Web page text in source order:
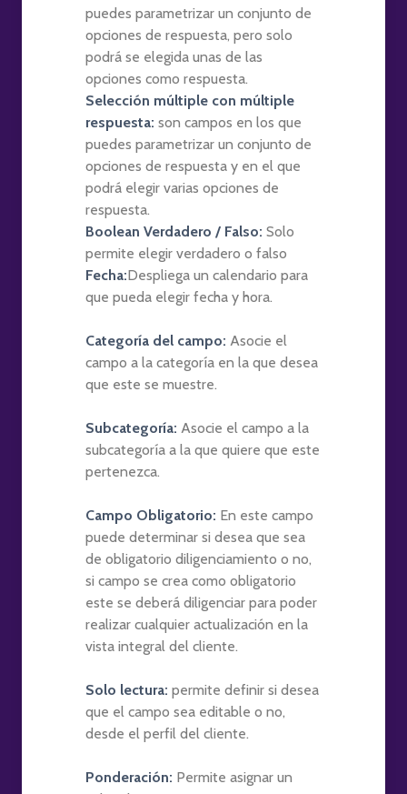
puedes parametrizar un conjunto de
opciones de respuesta, pero solo
podrá se elegida unas de las
opciones como respuesta.
Selección múltiple con múltiple
respuesta: son campos en los que
puedes parametrizar un conjunto de
opciones de respuesta y en el que
podrá elegir varias opciones de
respuesta.
Boolean Verdadero / Falso: Solo
permite elegir verdadero o falso
Fecha:Despliega un calendario para
que pueda elegir fecha y hora.
Categoría del campo: Asocie el
campo a la categoría en la que desea
que este se muestre.
Subcategoría: Asocie el campo a la
subcategoría a la que quiere que este
pertenezca.
Campo Obligatorio: En este campo
puede determinar si desea que sea
de obligatorio diligenciamiento o no,
si campo se crea como obligatorio
este se deberá diligenciar para poder
realizar cualquier actualización en la
vista integral del cliente.
Solo lectura: permite definir si desea
que el campo sea editable o no,
desde el perfil del cliente.
Ponderación: Permite asignar un